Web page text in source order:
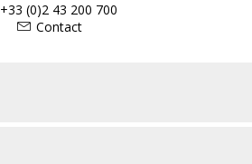
+33 (0)2 43 200 700
Contact